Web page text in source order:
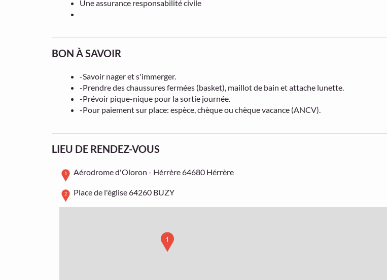
Une assurance responsabilité civile
BON À SAVOIR
-Savoir nager et s'immerger.
-Prendre des chaussures fermées (basket), maillot de bain et attache lunette.
-Prévoir pique-nique pour la sortie journée.
-Pour paiement sur place: espèce, chèque ou chèque vacance (ANCV).
LIEU DE RENDEZ-VOUS
1 Aérodrome d'Oloron - Hérrère64680 Hérrère
2 Place de l'église64260 BUZY
1